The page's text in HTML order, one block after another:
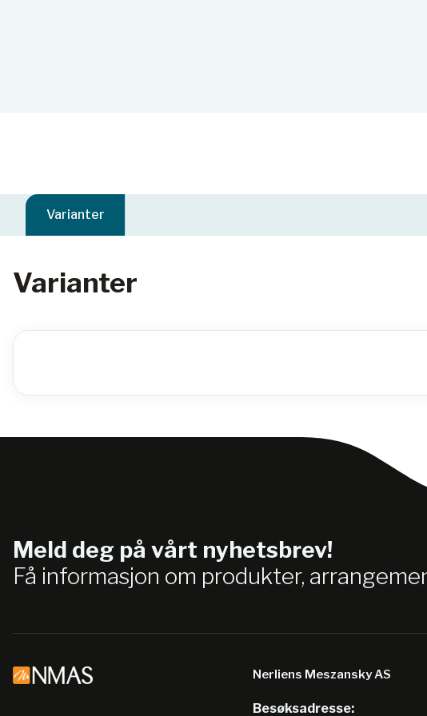
Varianter
Varianter
Meld deg på vårt nyhetsbrev!
Få informasjon om produkter,
Nerliens Meszansky AS
Besøksadresse: